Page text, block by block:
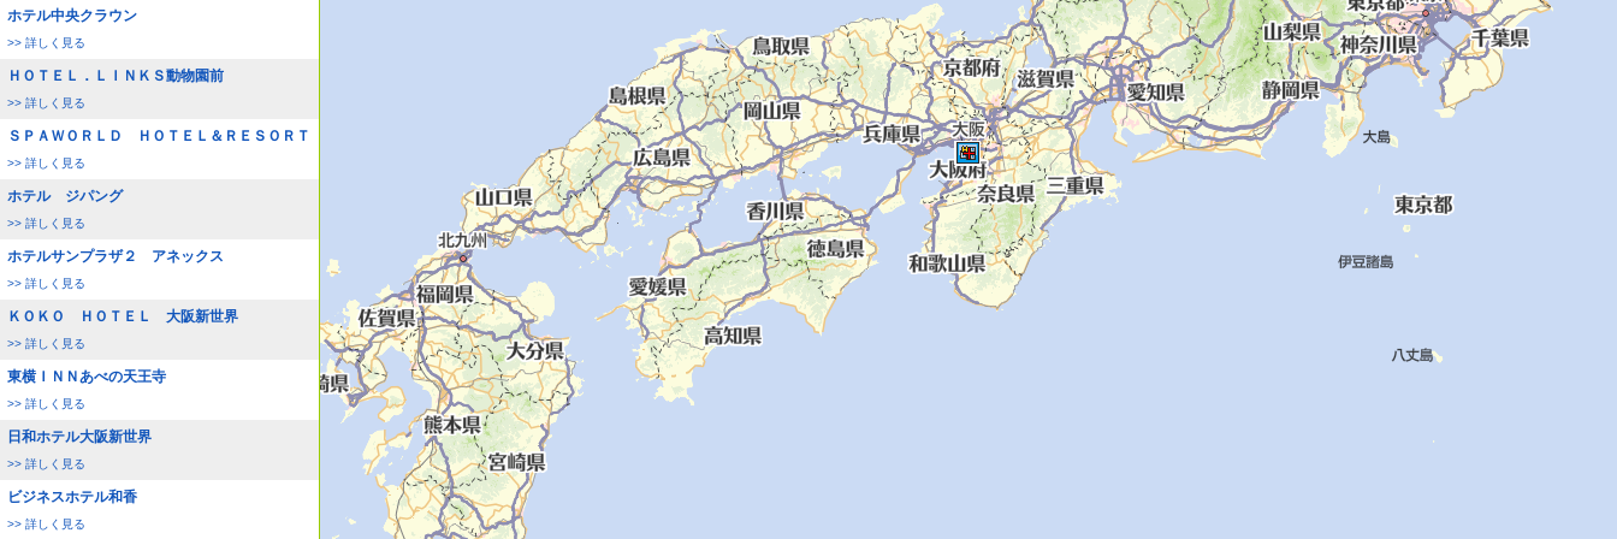
ホテル中央クラウン
>> 詳しく見る
ＨＯＴＥＬ．ＬＩＮＫＳ動物園前
>> 詳しく見る
ＳＰＡＷＯＲＬＤ ＨＯＴＥＬ＆ＲＥＳＯＲＴ
>> 詳しく見る
ホテル ジパング
>> 詳しく見る
ホテルサンプラザ２ アネックス
>> 詳しく見る
ＫＯＫＯ ＨＯＴＥＬ 大阪新世界
>> 詳しく見る
東横ＩＮＮあべの天王寺
>> 詳しく見る
日和ホテル大阪新世界
>> 詳しく見る
ビジネスホテル和香
>> 詳しく見る